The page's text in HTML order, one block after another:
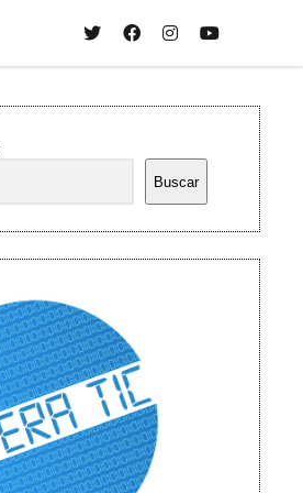
twitterfacebook
instagramyoutube
Buscar